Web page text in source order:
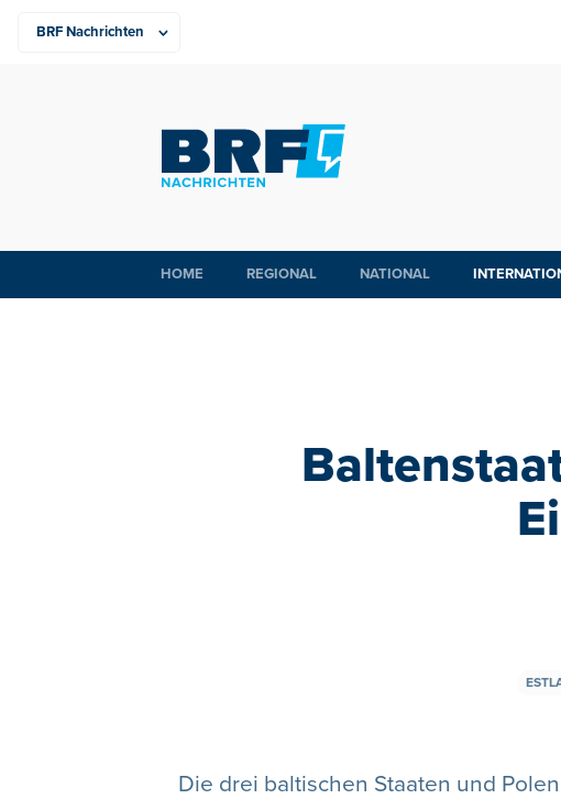
HOME REGIONAL NATIONAL
Die drei baltischen Staaten und